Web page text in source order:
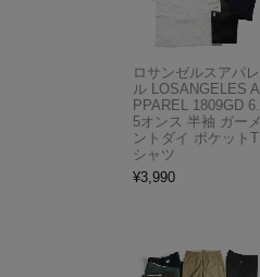
ロサンゼルスアパレ
ル LOSANGELES A
PPAREL 1809GD 6.
5オンス 半袖 ガーメ
ントダイ ポケットT
シャツ
¥3,990